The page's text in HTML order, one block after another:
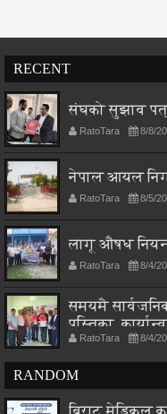
RECENT
संघको सुझाव
RatoTara 8/8/
नेपाल आयल
RatoTara 8/5/
लागू औषध
RatoTara 8/4/
समयमै
पुस्तिका,
RatoTara 8/4/
RANDOM